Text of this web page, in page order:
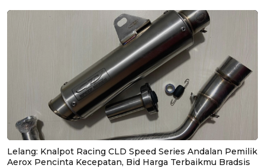
Lelang: Knalpot Racing CLD Speed Series Andalan Pemilik
Aerox Pencinta Kecepatan, Bid Harga Terbaikmu Bradsis